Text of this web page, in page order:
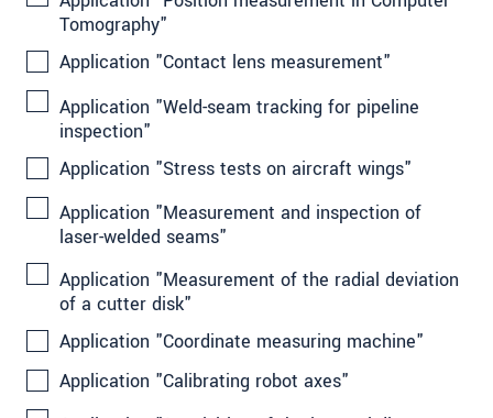
Tomography"
Application "Contact lens measurement"
Application "Weld-seam tracking for pipeline
inspection"
Application "Stress tests on aircraft wings"
Application "Measurement and inspection of
laser-welded seams"
Application "Measurement of the radial deviation
of a cutter disk"
Application "Coordinate measuring machine"
Application "Calibrating robot axes"